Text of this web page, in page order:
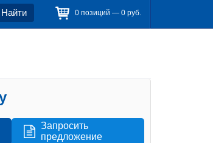
Найти 0 позиций — 0 руб.
Запросить
предложение